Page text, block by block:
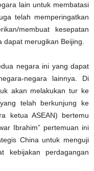
lain untuk membatasi
telah memperingatkan
membuat kesepatan
merugikan Beijing.
negara ini yang dapat
negara lainnya. Di
akan melakukan tur ke
telah berkunjung ke
ketua ASEAN) bertemu
Ibrahim” pertemuan ini
China untuk menguji
kebijakan perdagangan